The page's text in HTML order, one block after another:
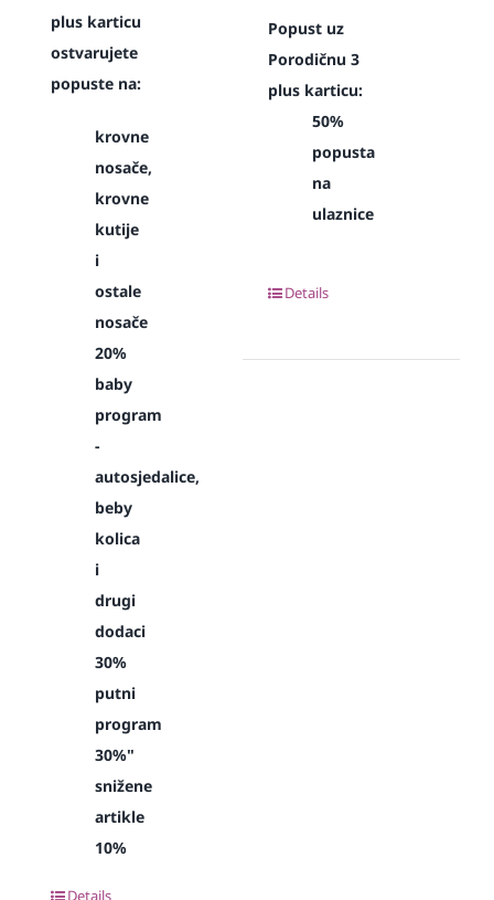
plus karticu
ostvarujete
popuste na:
krovne
nosače,
krovne
kutije
i
ostale
nosače
20%
baby
program
-
autosjedalice,
beby
kolica
i
drugi
dodaci
30%
putni
program
30%"
snižene
artikle
10%
Details
Popust uz
Porodičnu 3
plus karticu:
50%
popusta
na
ulaznice
Details